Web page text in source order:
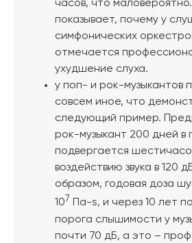
часов, что
показывает, почему у
симфонических
отмечается
ухудшение слуха.
у поп- и рок-музыкантов
совсем иное, что
следующий пример.
рок-музыкант 200 дней в
подвергается
воздействию звука в 120
образом, годовая доза
107 Па-s, и через 10 лет
порога слышимости у
почти 70 дБ, а это –